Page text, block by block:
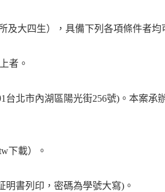
大四生），具備下列各項條件者均
者。
北市內湖區陽光街256號)。本案承
下載）。
明書列印，密碼為學號大寫)。